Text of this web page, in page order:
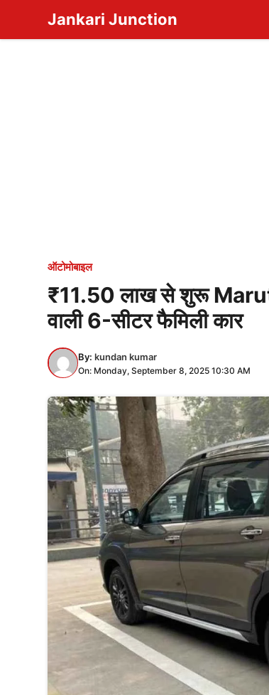
content
Jankari Junction
ऑटोमोबाइल
₹11.50 लाख से शुरू Maruti
वाली 6-सीटर फैमिली कार
By: kundan kumar
On: Monday, September 8, 2025 10:30 AM